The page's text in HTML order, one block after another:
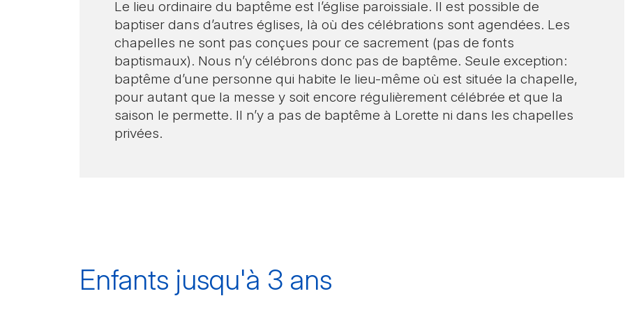
Pardon et
Onction des
Funérailles et
St-Nicolas de
Beurnevésin, Boncourt,
Damphreux, Lugnez,
St-Pierre en Ajoie
Bressaucourt, Fontenais,
Prestation «
Visite de la
Le lieu ordinaire du baptême est l’église paroissiale. Il est possible de
baptiser dans d’autres églises, là où des célébrations sont agendées. Les
chapelles ne sont pas conçues pour ce sacrement (pas de fonts
baptismaux). Nous n’y célébrons donc pas de baptême. Seule exception:
baptême d’une personne qui habite le lieu-même où est située la chapelle,
pour autant que la messe y soit encore régulièrement célébrée et que la
saison le permette. Il n’y a pas de baptême à Lorette ni dans les chapelles
privées.
Enfants jusqu'à 3 ans